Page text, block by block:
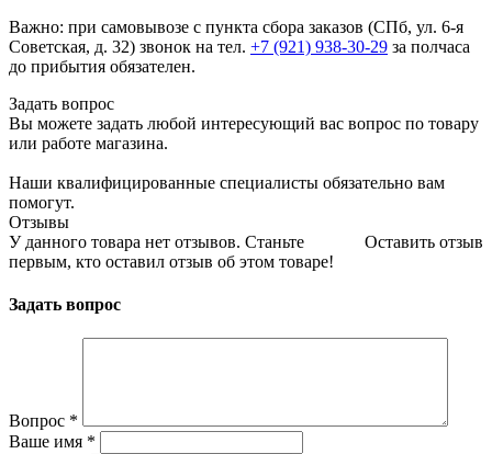
Важно: при самовывозе с пункта сборa заказов (СПб, ул. 6-я
Советская, д. 32) звонок на тел. +7 (921) 938-30-29 за полчаса
до прибытия обязателен.
Задать вопрос
Вы можете задать любой интересующий вас вопрос по товару
или работе магазина.
Наши квалифицированные специалисты обязательно вам
помогут.
Отзывы
Оставить отзыв
У данного товара нет отзывов. Станьте
первым, кто оставил отзыв об этом товаре!
Задать вопрос
Вопрос *
Ваше имя *